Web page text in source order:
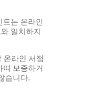
트는 온라인
일치하지
온라인 서점
여 보증하거
습니다.